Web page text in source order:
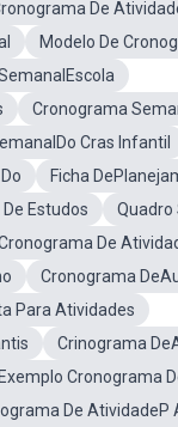
De
Modelo De
Cronograma
Cras Infantil
Ficha
Estudos
Quadro
De
Cronograma
Para Atividades
Crinograma
Exemplo Cronograma
De AtividadeP